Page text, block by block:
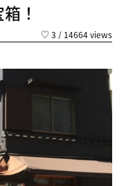
！
♡ 3 / 14664 views